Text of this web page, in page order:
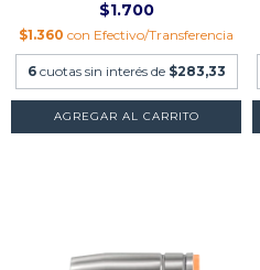
$1.700
$1.360 con Efectivo/Transferencia
6 cuotas sin interés de $283,33
AGREGAR AL CARRITO